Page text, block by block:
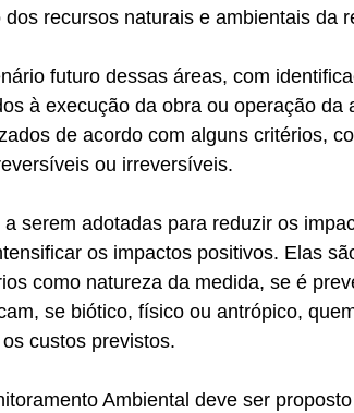
recursos naturais e ambientais da
futuro dessas áreas, com
à execução da obra ou operação da
de acordo com alguns critérios,
ou irreversíveis.
serem adotadas para reduzir os
os impactos positivos. Elas
como natureza da medida, se é
se biótico, físico ou antrópico,
custos previstos.
Ambiental deve ser